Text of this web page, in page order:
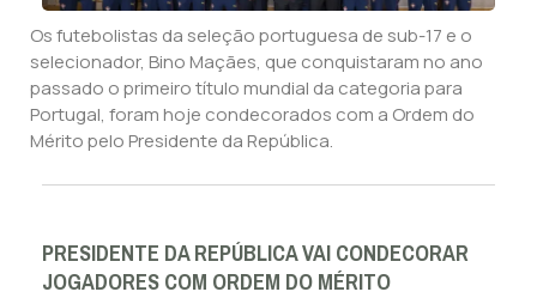
Os futebolistas da seleção portuguesa de sub-17 e o
selecionador, Bino Maçães, que conquistaram no ano
passado o primeiro título mundial da categoria para
Portugal, foram hoje condecorados com a Ordem do
Mérito pelo Presidente da República.
PRESIDENTE DA REPÚBLICA VAI CONDECORAR
JOGADORES COM ORDEM DO MÉRITO